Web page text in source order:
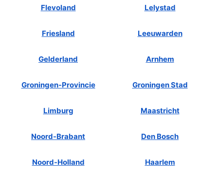
Flevoland Lelystad
Friesland Leeuwarden
Gelderland Arnhem
Groningen-Provincie Groningen Stad
Limburg Maastricht
Noord-Brabant Den Bosch
Noord-Holland Haarlem